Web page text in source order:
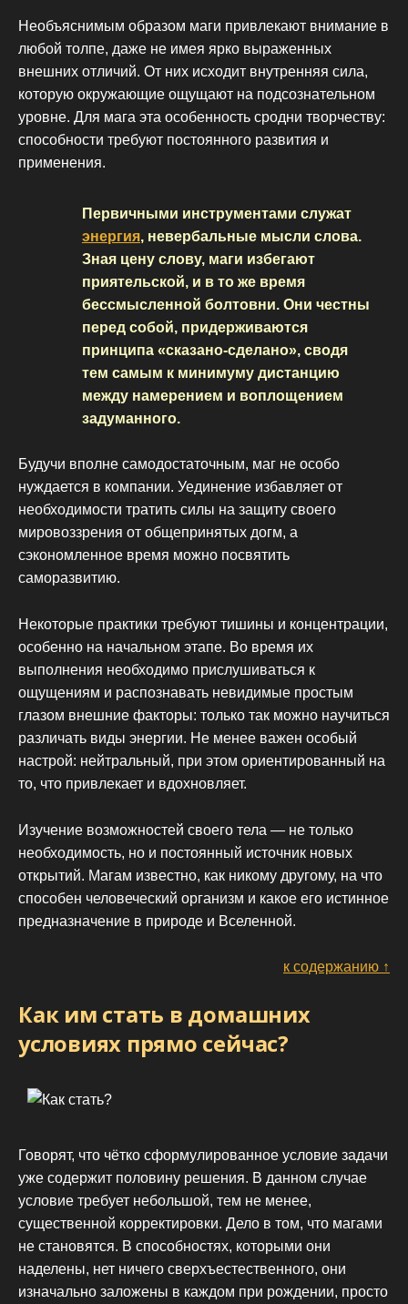
Необъяснимым образом маги привлекают внимание в
любой толпе, даже не имея ярко выраженных
внешних отличий. От них исходит внутренняя сила,
которую окружающие ощущают на подсознательном
уровне. Для мага эта особенность сродни творчеству:
способности требуют постоянного развития и
применения.
Первичными инструментами служат
энергия, невербальные мысли слова.
Зная цену слову, маги избегают
приятельской, и в то же время
бессмысленной болтовни. Они честны
перед собой, придерживаются
принципа «сказано-сделано», сводя
тем самым к минимуму дистанцию
между намерением и воплощением
задуманного.
Будучи вполне самодостаточным, маг не особо
нуждается в компании. Уединение избавляет от
необходимости тратить силы на защиту своего
мировоззрения от общепринятых догм, а
сэкономленное время можно посвятить
саморазвитию.
Некоторые практики требуют тишины и концентрации,
особенно на начальном этапе. Во время их
выполнения необходимо прислушиваться к
ощущениям и распознавать невидимые простым
глазом внешние факторы: только так можно научиться
различать виды энергии. Не менее важен особый
настрой: нейтральный, при этом ориентированный на
то, что привлекает и вдохновляет.
Изучение возможностей своего тела — не только
необходимость, но и постоянный источник новых
открытий. Магам известно, как никому другому, на что
способен человеческий организм и какое его истинное
предназначение в природе и Вселенной.
к содержанию ↑
Как им стать в домашних
условиях прямо сейчас?
Говорят, что чётко сформулированное условие задачи
уже содержит половину решения. В данном случае
условие требует небольшой, тем не менее,
существенной корректировки. Дело в том, что магами
не становятся. В способностях, которыми они
наделены, нет ничего сверхъестественного, они
изначально заложены в каждом при рождении, просто